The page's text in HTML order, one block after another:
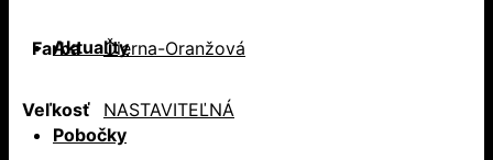
Aktuality
Pobočky
Farba Čierna-Oranžová
Veľkosť NASTAVITEĽNÁ